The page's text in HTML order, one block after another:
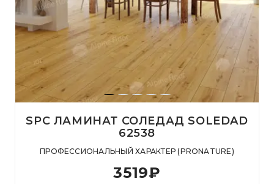
SPC ЛАМИНАТ СОЛЕДАД SOLEDAD
62538
ПРОФЕССИОНАЛЬНЫЙ ХАРАКТЕР (PRONATURE)
3519₽